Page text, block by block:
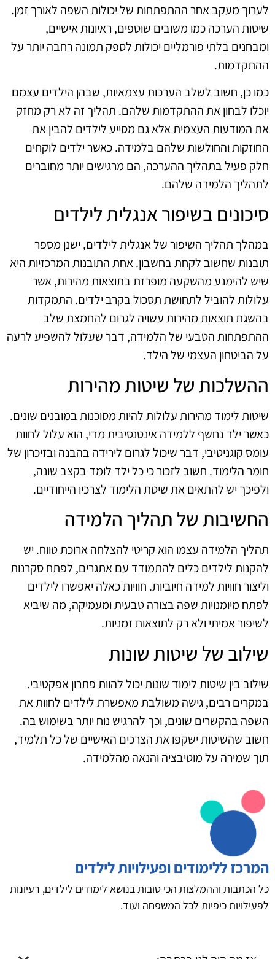
לערוך מעקב אחר ההתפתחות של יכולות השפה לאורך זמן.
שיטות הערכה כמו משובים שוטפים, ראיונות אישיים,
ומבחנים בלתי פורמליים יכולות לספק תמונה רחבה יותר על
ההתקדמות.
כמו כן, חשוב לשלב הערכות עצמאיות, שבהן הילדים עצמם
יוכלו לבחון את ההתקדמות שלהם. תהליך זה לא רק מחזק
את המודעות העצמית אלא גם מסייע לילדים להבין את
החוזקות והחולשות שלהם בלמידה. כאשר ילדים לוקחים
חלק פעיל בתהליך ההערכה, הם מרגישים יותר מחוברים
לתהליך הלמידה שלהם.
סיכונים בשיפור אנגלית לילדים
במהלך תהליך השיפור של אנגלית לילדים, ישנן מספר
תובנות שחשוב לקחת בחשבון. אחת התובנות המרכזיות היא
שיש להימנע מהשקעה מופרזת בתוצאות מהירות, אשר
עלולות להוביל לתחושת תסכול בקרב ילדים. התמקדות
בהשגת תוצאות מהירות עשויה לגרום להחמצת שלב
ההתפתחות הטבעי של הלמידה, דבר שעלול להשפיע לרעה
על הביטחון העצמי של הילד.
ההשלכות של שיטות מהירות
שיטות לימוד מהירות עלולות להיות מסוכנות במובנים שונים.
כאשר ילד נחשף ללמידה אינטנסיבית מדי, הוא עלול לחוות
עומס קוגניטיבי, דבר שיכול לגרום לירידה בהבנה ובזיכרון של
חומר הלימוד. חשוב לזכור כי כל ילד לומד בקצב שונה,
ולפיכך יש להתאים את שיטת הלימוד לצרכיו הייחודיים.
החשיבות של תהליך הלמידה
תהליך הלמידה עצמו הוא קריטי להצלחה ארוכת טווח. יש
להקנות לילדים כלים להתמודד עם אתגרים, לפתח סקרנות
וליצור חוויות למידה חיוביות. חוויות כאלה יאפשרו לילדים
לפתח מיומנויות שפה בצורה טבעית ומעמיקה, מה שיביא
לשיפור אמיתי ולא רק לתוצאות זמניות.
שילוב של שיטות שונות
שילוב בין שיטות לימוד שונות יכול להוות פתרון אפקטיבי.
במקרים רבים, גישה משולבת מאפשרת לילדים לחוות את
השפה בהקשרים שונים, וכך להרגיש נוח יותר בשימוש בה.
חשוב שהשיטות ישקפו את הצרכים האישיים של כל תלמיד,
תוך שמירה על מוטיבציה והנאה מהלמידה.
המרכז ללימודים ופעילויות לילדים
כל הכתבות וההמלצות הכי טובות בנושא לימודים לילדים, רעיונות
לפעילויות כיפיות לכל המשפחה ועוד.